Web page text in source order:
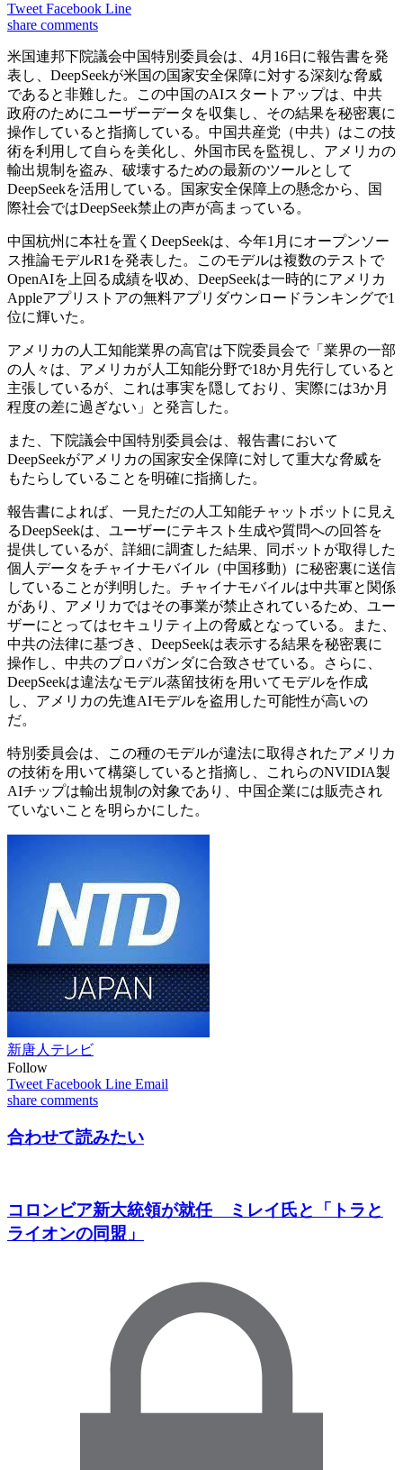
Tweet Facebook Line
share comments
米国連邦下院議会中国特別委員会は、4月16日に報告書を発
表し、DeepSeekが米国の国家安全保障に対する深刻な脅威
であると非難した。この中国のAIスタートアップは、中共
政府のためにユーザーデータを収集し、その結果を秘密裏に
操作していると指摘している。中国共産党（中共）はこの技
術を利用して自らを美化し、外国市民を監視し、アメリカの
輸出規制を盗み、破壊するための最新のツールとして
DeepSeekを活用している。国家安全保障上の懸念から、国
際社会ではDeepSeek禁止の声が高まっている。
中国杭州に本社を置くDeepSeekは、今年1月にオープンソー
ス推論モデルR1を発表した。このモデルは複数のテストで
OpenAIを上回る成績を収め、DeepSeekは一時的にアメリカ
Appleアプリストアの無料アプリダウンロードランキングで1
位に輝いた。
アメリカの人工知能業界の高官は下院委員会で「業界の一部
の人々は、アメリカが人工知能分野で18か月先行していると
主張しているが、これは事実を隠しており、実際には3か月
程度の差に過ぎない」と発言した。
また、下院議会中国特別委員会は、報告書において
DeepSeekがアメリカの国家安全保障に対して重大な脅威を
もたらしていることを明確に指摘した。
報告書によれば、一見ただの人工知能チャットボットに見え
るDeepSeekは、ユーザーにテキスト生成や質問への回答を
提供しているが、詳細に調査した結果、同ボットが取得した
個人データをチャイナモバイル（中国移動）に秘密裏に送信
していることが判明した。チャイナモバイルは中共軍と関係
があり、アメリカではその事業が禁止されているため、ユー
ザーにとってはセキュリティ上の脅威となっている。また、
中共の法律に基づき、DeepSeekは表示する結果を秘密裏に
操作し、中共のプロパガンダに合致させている。さらに、
DeepSeekは違法なモデル蒸留技術を用いてモデルを作成
し、アメリカの先進AIモデルを盗用した可能性が高いの
だ。
特別委員会は、この種のモデルが違法に取得されたアメリカ
の技術を用いて構築していると指摘し、これらのNVIDIA製
AIチップは輸出規制の対象であり、中国企業には販売され
ていないことを明らかにした。
新唐人テレビ
Follow
Tweet Facebook Line Email
share comments
合わせて読みたい
コロンビア新大統領が就任 ミレイ氏と「トラと
ライオンの同盟」